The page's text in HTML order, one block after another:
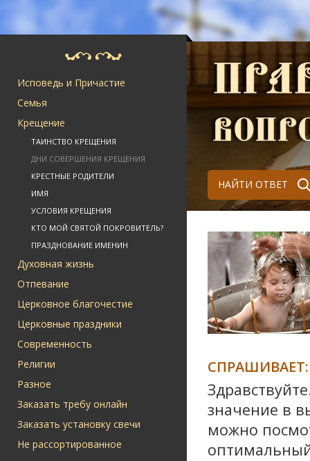
Исповедь и Причастие
Семья
Крещение
ТАИНСТВО КРЕЩЕНИЯ
ДНИ СОВЕРШЕНИЯ КРЕЩЕНИЯ
КРЕСТНЫЕ РОДИТЕЛИ
ИМЯ
УСЛОВИЯ КРЕЩЕНИЯ
КТО МОЙ СВЯТОЙ ПОКРОВИТЕЛЬ?
ПРАЗДНОВАНИЕ ИМЕНИН
Духовная жизнь
Отпевание
Церковное благочестие
Церковные праздники
Современность
Религии
Разное
Заказать требу онлайн
Заказать установку свечи
Не рассортированное
НАЙТИ ОТВЕТ
СПРАШИВАЕТ:
значение в
можно